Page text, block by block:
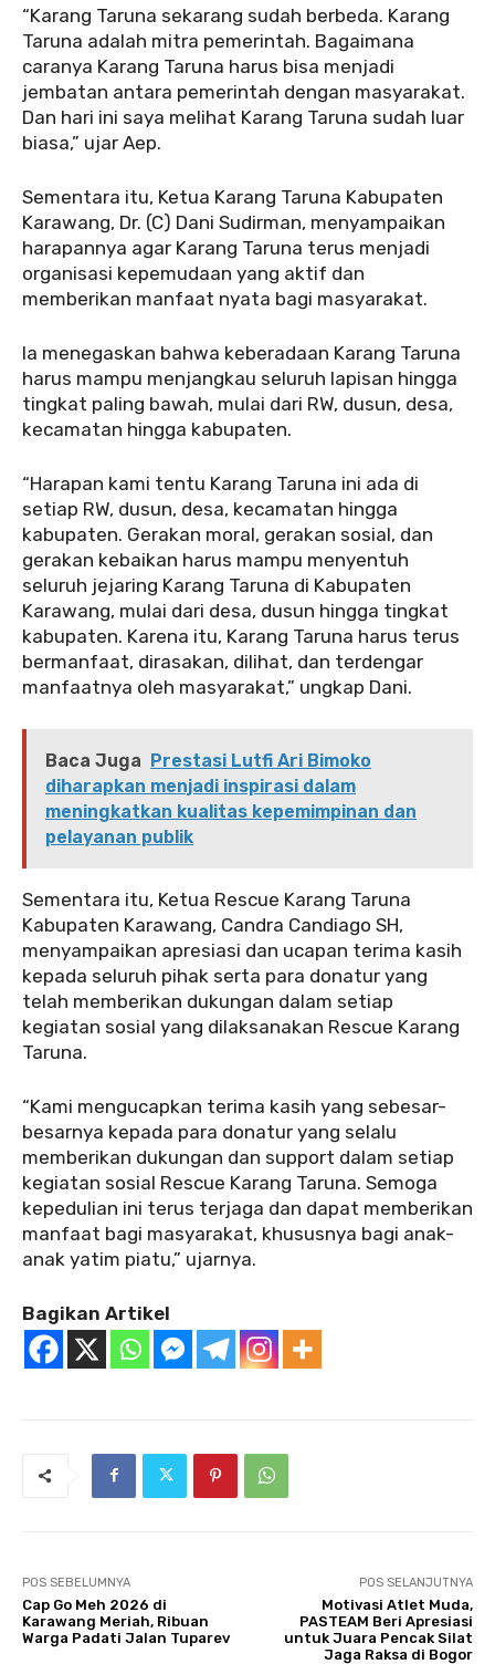
‎‎“Karang Taruna sekarang sudah berbeda. Karang
Taruna adalah mitra pemerintah. Bagaimana
caranya Karang Taruna harus bisa menjadi
jembatan antara pemerintah dengan masyarakat.
Dan hari ini saya melihat Karang Taruna sudah luar
biasa,” ujar Aep.
‎‎Sementara itu, Ketua Karang Taruna Kabupaten
Karawang, Dr. (C) Dani Sudirman, menyampaikan
harapannya agar Karang Taruna terus menjadi
organisasi kepemudaan yang aktif dan
memberikan manfaat nyata bagi masyarakat.
‎‎Ia menegaskan bahwa keberadaan Karang Taruna
harus mampu menjangkau seluruh lapisan hingga
tingkat paling bawah, mulai dari RW, dusun, desa,
kecamatan hingga kabupaten.
‎‎“Harapan kami tentu Karang Taruna ini ada di
setiap RW, dusun, desa, kecamatan hingga
kabupaten. Gerakan moral, gerakan sosial, dan
gerakan kebaikan harus mampu menyentuh
seluruh jejaring Karang Taruna di Kabupaten
Karawang, mulai dari desa, dusun hingga tingkat
kabupaten. Karena itu, Karang Taruna harus terus
bermanfaat, dirasakan, dilihat, dan terdengar
manfaatnya oleh masyarakat,” ungkap Dani.
Baca Juga Prestasi Lutfi Ari Bimoko
diharapkan menjadi inspirasi dalam
meningkatkan kualitas kepemimpinan dan
pelayanan publik
‎‎Sementara itu, Ketua Rescue Karang Taruna
Kabupaten Karawang, Candra Candiago SH,
menyampaikan apresiasi dan ucapan terima kasih
kepada seluruh pihak serta para donatur yang
telah memberikan dukungan dalam setiap
kegiatan sosial yang dilaksanakan Rescue Karang
Taruna.
‎“Kami mengucapkan terima kasih yang sebesar-
besarnya kepada para donatur yang selalu
memberikan dukungan dan support dalam setiap
kegiatan sosial Rescue Karang Taruna. Semoga
kepedulian ini terus terjaga dan dapat memberikan
manfaat bagi masyarakat, khususnya bagi anak-
anak yatim piatu,” ujarnya.
Bagikan Artikel
POS SEBELUMNYA
Cap Go Meh 2026 di
Karawang Meriah, Ribuan
Warga Padati Jalan Tuparev
POS SELANJUTNYA
Motivasi Atlet Muda,
PASTEAM Beri Apresiasi
untuk Juara Pencak Silat
Jaga Raksa di Bogor